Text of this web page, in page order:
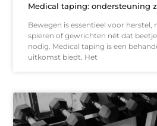
Medical taping: ondersteuning
Bewegen is essentieel voor herstel,
spieren of gewrichten nét dat
nodig. Medical taping is een
uitkomst biedt. Het